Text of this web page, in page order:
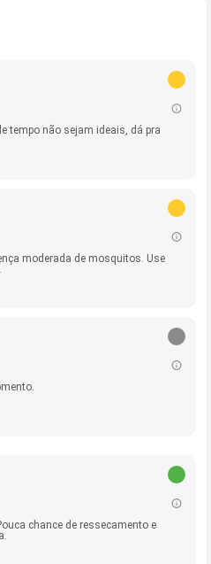
tempo não sejam ideais, dá pra
moderada de mosquitos. Use
chance de ressecamento e